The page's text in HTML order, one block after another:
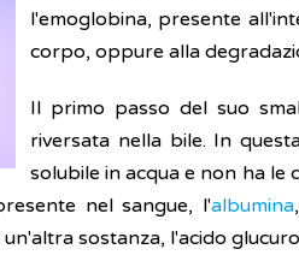
l'emoglobina, presente
corpo, oppure alla
Il primo passo del suo
riversata nella bile. In
solubile in acqua e non ha
nel sangue, l'albumina
sostanza, l'acido